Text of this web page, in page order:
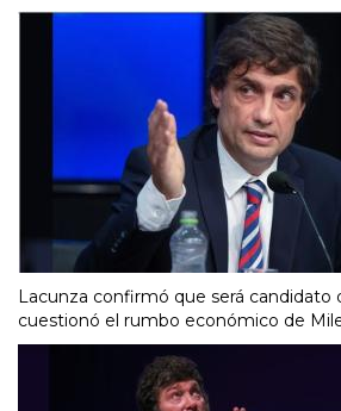
Lacunza confirmó que será candidato
cuestionó el rumbo económico de